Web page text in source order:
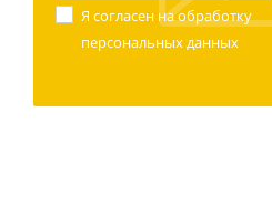
Я согласен наобработку
персональных данных